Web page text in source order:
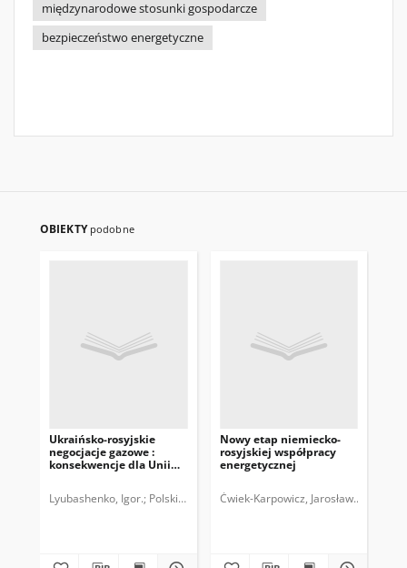
międzynarodowe stosunki gospodarcze
bezpieczeństwo energetyczne
OBIEKTY podobne
Ukraińsko-rosyjskie
negocjacje gazowe :
konsekwencje dla Unii
Lyubashenko, Igor. Polski Instytut Spraw Międzynarodowych.
Nowy etap niemiecko-
rosyjskiej współpracy
energetycznej
Ćwiek-Karpowicz, Jarosław.